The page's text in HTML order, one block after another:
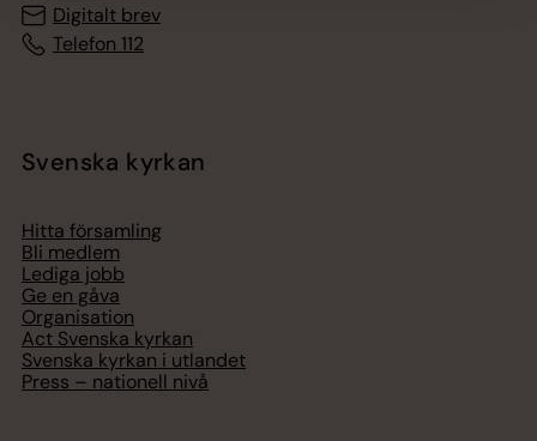
Digitalt brev
Telefon 112
Svenska kyrkan
Hitta församling
Bli medlem
Lediga jobb
Ge en gåva
Organisation
Act Svenska kyrkan
Svenska kyrkan i utlandet
Press – nationell nivå